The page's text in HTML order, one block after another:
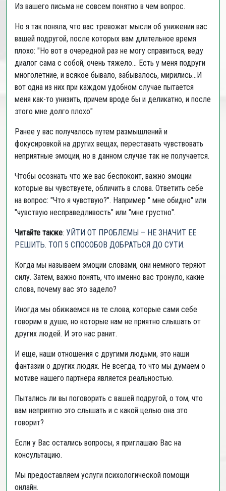
Из вашего письма не совсем понятно в чем вопрос.
Но я так поняла, что вас тревожат мысли об унижении вас
вашей подругой, после которых вам длительное время
плохо: "Но вот в очередной раз не могу справиться, веду
диалог сама с собой, очень тяжело... Есть у меня подруги
многолетние, и всякое бывало, забывалось, мирились...И
вот одна из них при каждом удобном случае пытается
меня как-то унизить, причем вроде бы и деликатно, и после
этого мне долго плохо"
Ранее у вас получалось путем размышлений и
фокусировкой на других вещах, переставать чувствовать
неприятные эмоции, но в данном случае так не получается.
Чтобы осознать что же вас беспокоит, важно эмоции
которые вы чувствуете, обличить в слова. Ответить себе
на вопрос: "Что я чувствую?". Например " мне обидно" или
"чувствую несправедливость" или "мне грустно".
Читайте также: УЙТИ ОТ ПРОБЛЕМЫ – НЕ ЗНАЧИТ ЕЕ
РЕШИТЬ. ТОП 5 СПОСОБОВ ДОБРАТЬСЯ ДО СУТИ.
Когда мы называем эмоции словами, они немного теряют
силу. Затем, важно понять, что именно вас тронуло, какие
слова, почему вас это задело?
Иногда мы обижаемся на те слова, которые сами себе
говорим в душе, но которые нам не приятно слышать от
других людей. И это нас ранит.
И еще, наши отношения с другими людьми, это наши
фантазии о других людях. Не всегда, то что мы думаем о
мотиве нашего партнера является реальностью.
Пытались ли вы поговорить с вашей подругой, о том, что
вам неприятно это слышать и с какой целью она это
говорит?
Если у Вас остались вопросы, я приглашаю Вас на
консультацию.
Мы предоставляем услуги психологической помощи
онлайн.